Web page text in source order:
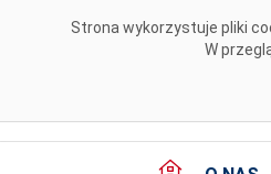
Strona wykorzystuje pliki
W